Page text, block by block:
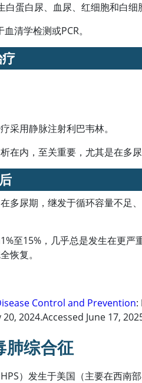
白蛋白尿、血尿、红细胞和白细
清学检测或PCR。
采用静脉注射利巴韦林。
在内，至关重要，尤其是在多尿
多尿期，继发于循环容量不足
至15%，几乎总是发生在更严
恢复。
Control and Prevention:
2024.Accessed June 17,
肺综合征
）发生于美国（主要在西南